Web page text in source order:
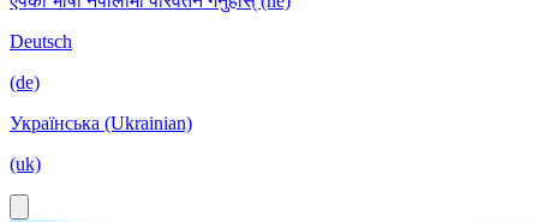
Deutsch
(de)
Українська (Ukrainian)
(uk)